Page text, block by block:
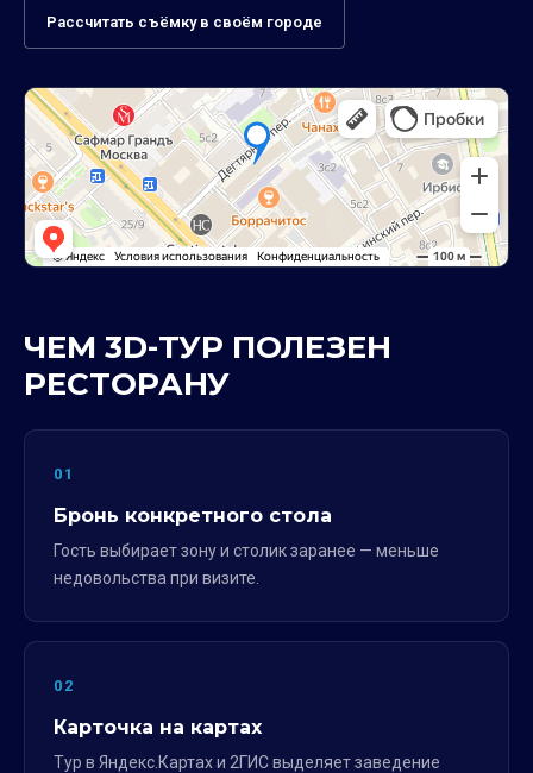
Рассчитать съёмку в своём городе
ЧЕМ 3D-ТУР ПОЛЕЗЕН
РЕСТОРАНУ
01
Бронь конкретного стола
Гость выбирает зону и столик заранее — меньше
недовольства при визите.
02
Карточка на картах
Тур в Яндекс.Картах и 2ГИС выделяет заведение